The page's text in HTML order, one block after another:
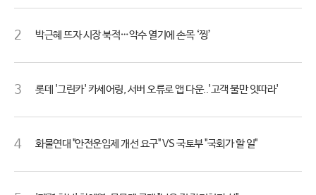
2 박근혜 뜨자 시장 북적…악수 열기에 손목 ‘찡’
3 롯데 '그린카' 카셰어링, 서버 오류로 앱 다운..'고객 불만 잇따라'
4 화물연대 "안전운임제 개선 요구" VS 국토부 "국회가 할 일"